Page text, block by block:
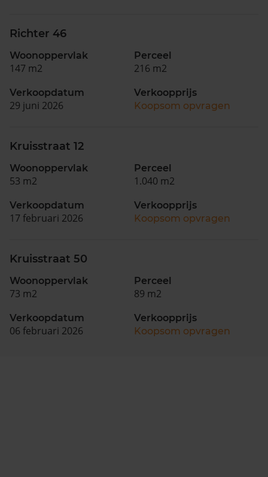
Richter 46
Woonoppervlak
147 m2
Perceel
216 m2
Verkoopdatum
29 juni 2026
Verkoopprijs
Koopsom opvragen
Kruisstraat 12
Woonoppervlak
53 m2
Perceel
1.040 m2
Verkoopdatum
17 februari 2026
Verkoopprijs
Koopsom opvragen
Kruisstraat 50
Woonoppervlak
73 m2
Perceel
89 m2
Verkoopdatum
06 februari 2026
Verkoopprijs
Koopsom opvragen